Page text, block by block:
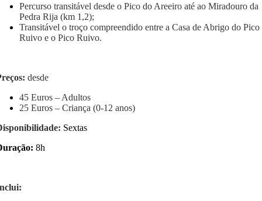
Percurso transitável desde o Pico do Areeiro até ao Miradouro da
Pedra Rija (km 1,2);
Transitável o troço compreendido entre a Casa de Abrigo do Pico
Ruivo e o Pico Ruivo.
desde
45 Euros – Adultos
25 Euros – Criança (0-12 anos)
Sextas
8h